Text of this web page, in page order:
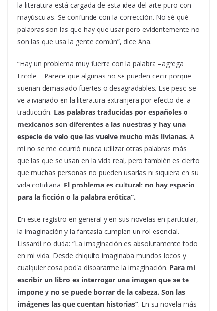
la literatura está cargada de esta idea del arte puro con
mayúsculas. Se confunde con la corrección. No sé qué
palabras son las que hay que usar pero evidentemente no
son las que usa la gente común”, dice Ana.
“Hay un problema muy fuerte con la palabra –agrega
Ercole–. Parece que algunas no se pueden decir porque
suenan demasiado fuertes o desagradables. Ese peso se
ve alivianado en la literatura extranjera por efecto de la
traducción. Las palabras traducidas por españoles o
mexicanos son diferentes a las nuestras y hay una
especie de velo que las vuelve mucho más livianas. A
mí no se me ocurrió nunca utilizar otras palabras más
que las que se usan en la vida real, pero también es cierto
que muchas personas no pueden usarlas ni siquiera en su
vida cotidiana. El problema es cultural: no hay espacio
para la ficción o la palabra erótica”.
En este registro en general y en sus novelas en particular,
la imaginación y la fantasía cumplen un rol esencial.
Lissardi no duda: “La imaginación es absolutamente todo
en mi vida. Desde chiquito imaginaba mundos locos y
cualquier cosa podía dispararme la imaginación. Para mí
escribir un libro es interrogar una imagen que se te
impone y no se puede borrar de la cabeza. Son las
imágenes las que cuentan historias”. En su novela más